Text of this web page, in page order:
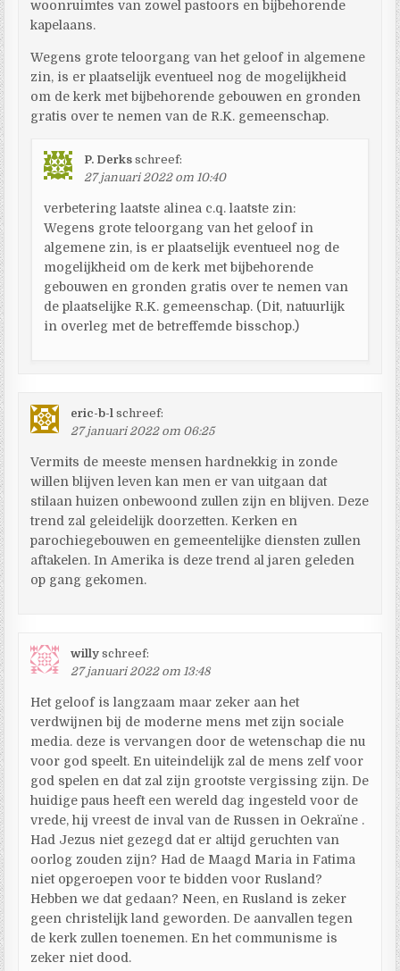
woonruimtes van zowel pastoors en bijbehorende
kapelaans.
Wegens grote teloorgang van het geloof in algemene
zin, is er plaatselijk eventueel nog de mogelijkheid
om de kerk met bijbehorende gebouwen en gronden
gratis over te nemen van de R.K. gemeenschap.
P. Derks schreef:
27 januari 2022 om 10:40
verbetering laatste alinea c.q. laatste zin:
Wegens grote teloorgang van het geloof in
algemene zin, is er plaatselijk eventueel nog de
mogelijkheid om de kerk met bijbehorende
gebouwen en gronden gratis over te nemen van
de plaatselijke R.K. gemeenschap. (Dit, natuurlijk
in overleg met de betreffemde bisschop.)
eric-b-l schreef:
27 januari 2022 om 06:25
Vermits de meeste mensen hardnekkig in zonde
willen blijven leven kan men er van uitgaan dat
stilaan huizen onbewoond zullen zijn en blijven. Deze
trend zal geleidelijk doorzetten. Kerken en
parochiegebouwen en gemeentelijke diensten zullen
aftakelen. In Amerika is deze trend al jaren geleden
op gang gekomen.
willy schreef:
27 januari 2022 om 13:48
Het geloof is langzaam maar zeker aan het
verdwijnen bij de moderne mens met zijn sociale
media. deze is vervangen door de wetenschap die nu
voor god speelt. En uiteindelijk zal de mens zelf voor
god spelen en dat zal zijn grootste vergissing zijn. De
huidige paus heeft een wereld dag ingesteld voor de
vrede, hij vreest de inval van de Russen in Oekraïne .
Had Jezus niet gezegd dat er altijd geruchten van
oorlog zouden zijn? Had de Maagd Maria in Fatima
niet opgeroepen voor te bidden voor Rusland?
Hebben we dat gedaan? Neen, en Rusland is zeker
geen christelijk land geworden. De aanvallen tegen
de kerk zullen toenemen. En het communisme is
zeker niet dood.